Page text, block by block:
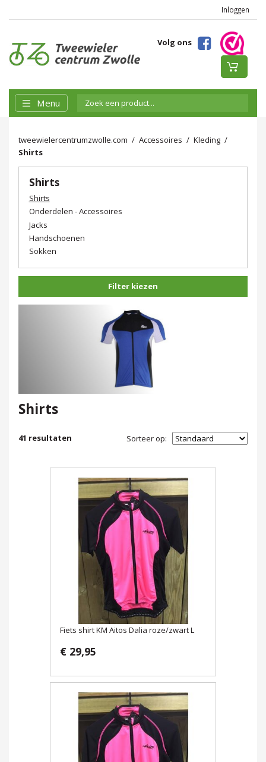
Inloggen
Volg ons
Menu
tweewielercentrumzwolle.com Accessoires
Kleding
Shirts
Shirts
Shirts
Onderdelen - Accessoires
Jacks
Handschoenen
Sokken
Filter kiezen
Shirts
41 resultaten Sorteer op:
Fiets shirt KM Aitos Dalia roze/zwart L
€ 29,95